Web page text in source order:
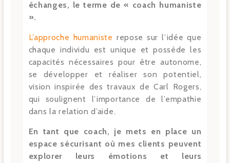
échanges, le terme de « coach humaniste
».
L’approche humaniste repose sur l’idée que
chaque individu est unique et possède les
capacités nécessaires pour être autonome,
se développer et réaliser son potentiel,
vision inspirée des travaux de Carl Rogers,
qui soulignent l’importance de l’empathie
dans la relation d’aide.
En tant que coach, je mets en place un
espace sécurisant où mes clients peuvent
explorer leurs émotions et leurs